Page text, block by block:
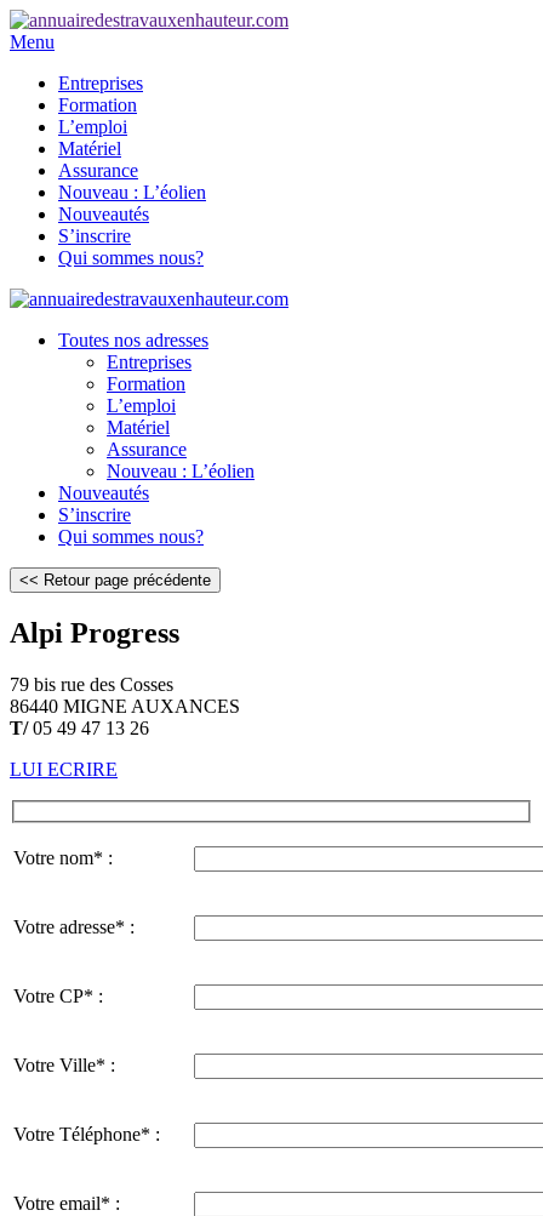
Menu
Entreprises
Formation
L’emploi
Matériel
Assurance
Nouveau : L’éolien
Nouveautés
S’inscrire
Qui sommes nous?
Toutes nos adresses
Entreprises
Formation
L’emploi
Matériel
Assurance
Nouveau : L’éolien
Nouveautés
S’inscrire
Qui sommes nous?
Alpi Progress
79 bis rue des Cosses
86440 MIGNE AUXANCES
T/05 49 47 13 26
LUI ECRIRE
Votre nom* :
Votre adresse* :
Votre CP* :
Votre Ville* :
Votre Téléphone* :
Votre email* :